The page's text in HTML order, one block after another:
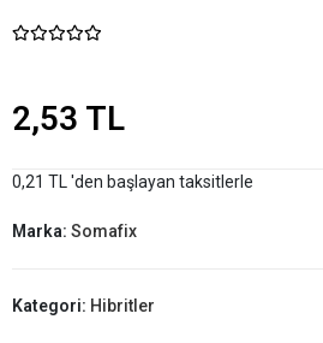
2,53 TL
0,21 TL 'den başlayan taksitlerle
Marka: Somafix
Kategori: Hibritler